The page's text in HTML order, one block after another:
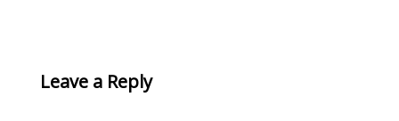
Leave a Reply